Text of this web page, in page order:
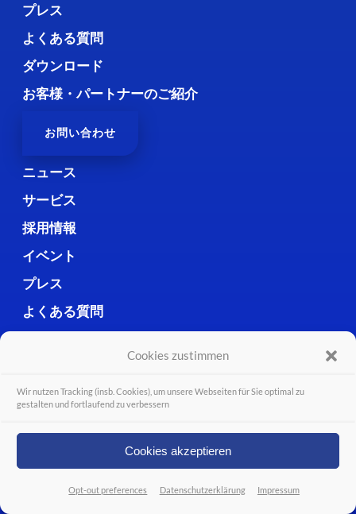
Cookies zustimmen
Wir nutzen Tracking (insb. Cookies), um unsere Webseiten für Sie optimal zu
gestalten und fortlaufend zu verbessern
Cookies akzeptieren
Opt-out preferences Datenschutzerklärung Impressum
プレス
よくある質問
ダウンロード
お客様・パートナーのご紹介
お問い合わせ
ニュース
サービス
採用情報
イベント
プレス
よくある質問
お問い合わせ
NEWSLETTER